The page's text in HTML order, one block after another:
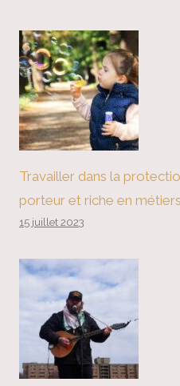
Travailler dans la
porteur et riche en métiers
15 juillet 2023